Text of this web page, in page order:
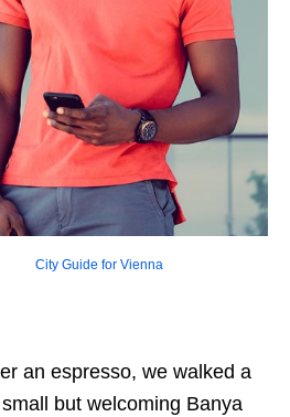
City Guide for Vienna
an espresso, we walked a
but welcoming Banya